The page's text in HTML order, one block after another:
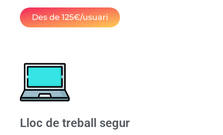
Des de 125€/usuari
Lloc de treball segur